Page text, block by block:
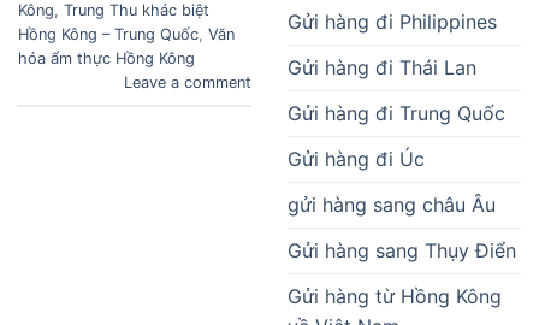
Kông, Trung Thu khác biệt
Hồng Kông – Trung Quốc, Văn
hóa ẩm thực Hồng Kông
Leave a comment
Gửi hàng đi Philippines
Gửi hàng đi Thái Lan
Gửi hàng đi Trung Quốc
Gửi hàng đi Úc
gửi hàng sang châu Âu
Gửi hàng sang Thụy Điển
Gửi hàng từ Hồng Kông